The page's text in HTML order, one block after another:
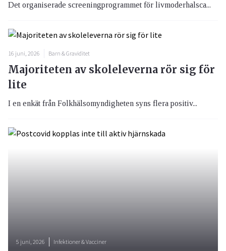
Det organiserade screeningprogrammet för livmoderhalsca...
16 juni, 2026 Barn & Graviditet
Majoriteten av skoleleverna rör sig för
lite
I en enkät från Folkhälsomyndigheten syns flera positiv...
5 juni, 2026 Infektioner & Vacciner